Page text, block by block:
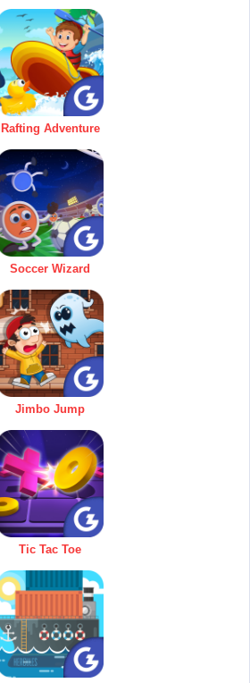
Rafting Adventure
Soccer Wizard
Jimbo Jump
Tic Tac Toe